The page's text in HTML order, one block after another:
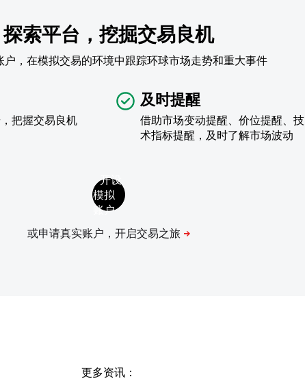
探索平台，挖掘交易良机
户，在模拟交易的环境中跟踪环球市场走势和重大事件
把握交易良机
及时提醒
借助市场变动提醒、价位提醒、技
术指标提醒，及时了解市场波动
更多资讯：